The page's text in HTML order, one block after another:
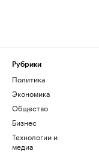
Рубрики
Политика
Экономика
Общество
Бизнес
Технологии и
медиа